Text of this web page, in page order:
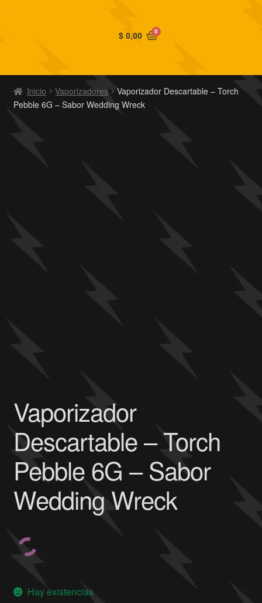
$0,00 0
Inicio Vaporizadores
Vaporizador Descartable – Torch
Pebble 6G – Sabor Wedding Wreck
Vaporizador
Descartable – Torch
Pebble 6G – Sabor
Wedding Wreck
Hay existencias